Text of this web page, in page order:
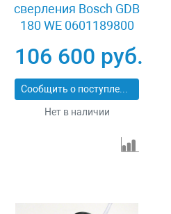
сверления Bosch GDB
180 WE 0601189800
106 600 руб.
Сообщить о поступлении
Нет в наличии